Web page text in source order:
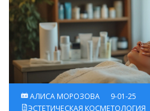
АЛИСА МОРОЗОВА
9-01-25
ЭСТЕТИЧЕСКАЯ КОСМЕТОЛОГИЯ